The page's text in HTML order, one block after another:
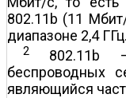
802.11b (11
диапазоне 2,4 ГГц.
2 802.11b
беспроводных
являющийся